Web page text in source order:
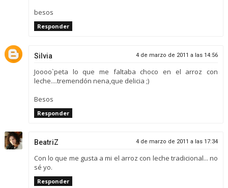
besos
Responder
Silvia 4 de marzo de 2011 a las 14:56
Joooo`peta lo que me faltaba choco en el arroz con
leche....tremendón nena,que delicia ;)
Besos
Responder
BeatriZ 4 de marzo de 2011 a las 17:34
Con lo que me gusta a mi el arroz con leche tradicional... no
sé yo.
Responder